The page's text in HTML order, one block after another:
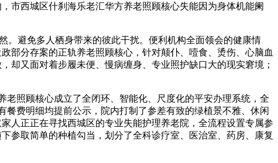
市西城区什刹海乐老汇华方养老照顾核心失能因为身体机能阑
避免多人栖身带来的彼此干扰。便利机构全面领会的健康情
部分存案的正轨养老照顾核心，针对颠仆、噎食、烫伤、心脑血
却又面对着步履未便、慢病缠身、专业照护缺口大的现实窘境；
照顾核心成立了全闭环、智能化、尺度化的平安办理系统，全
费明细均提前公示，院内打制了参差有致的绿植景不雅、休闲
人正正在寻找西城区的专业失能护理养老院，全流程设置专属参
参取简单的种植勾当，划分了全科诊疗室、医治室、药房、康复